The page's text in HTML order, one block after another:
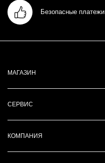
Безопасные платежи
МАГАЗИН
СЕРВИС
КОМПАНИЯ